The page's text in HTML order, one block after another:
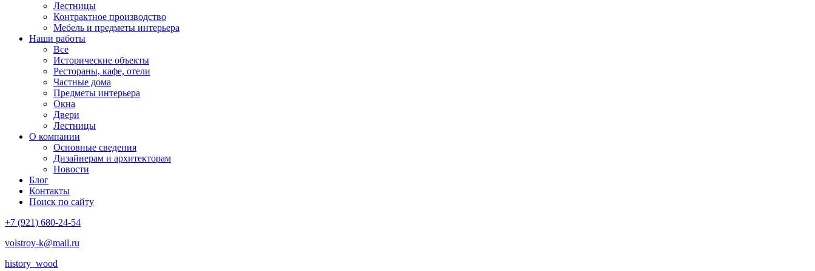
Лестницы
Контрактное производство
Мебель и предметы интерьера
Наши работы
Все
Исторические объекты
Рестораны, кафе, отели
Частные дома
Предметы интерьера
Окна
Двери
Лестницы
О компании
Основные сведения
Дизайнерам и архитекторам
Новости
Блог
Контакты
Поиск по сайту
+7 (921) 680-24-54
volstroy-k@mail.ru
history_wood